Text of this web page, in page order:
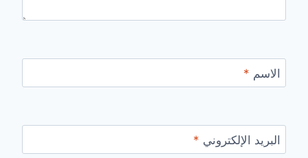
الاسم *
البريد الإلكتروني *